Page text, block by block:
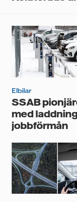
personuppgifter.
Jag
nyhetsbrevet.*
Elbilar
SSAB
med
jobbförmån